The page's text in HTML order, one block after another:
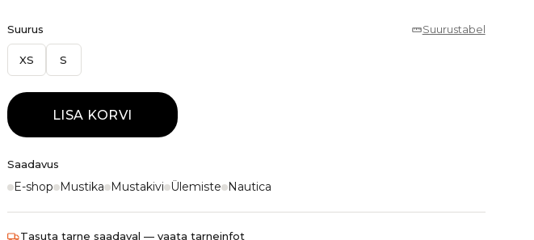
Suurus Suurustabel
XS S
LISA KORVI
Saadavus
E-shop Mustika Mustakivi Ülemiste Nautica
Tasuta tarne saadaval — vaata tarneinfot